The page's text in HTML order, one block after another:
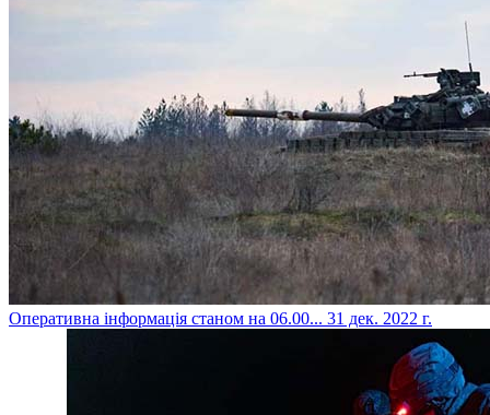
​Оперативна інформація станом на 06.00... 31 дек. 2022 г.